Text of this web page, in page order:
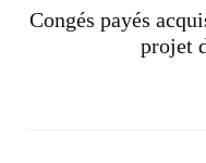
Congés payés
projet